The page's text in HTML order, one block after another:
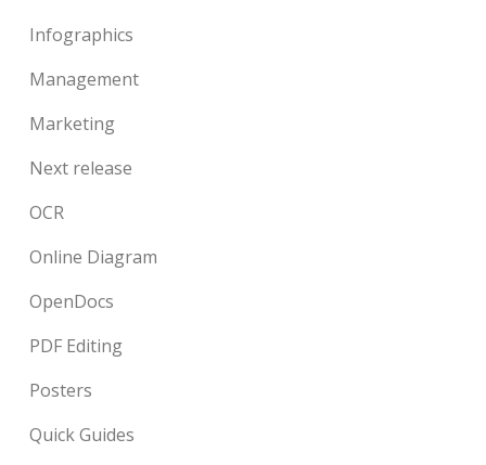
Infographics
Management
Marketing
Next release
OCR
Online Diagram
OpenDocs
PDF Editing
Posters
Quick Guides